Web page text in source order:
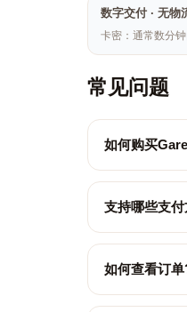
数字交付 · 无物
卡密：通常数分
常见问题
如何购买
支持哪些支
如何查看订